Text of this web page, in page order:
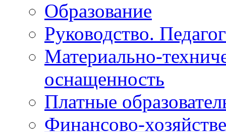
Образование
Руководство.
Материально-
оснащенность
Платные
Финансово-